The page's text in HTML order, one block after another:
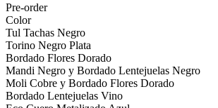
Pre-order
Color
Tul Tachas Negro
Torino Negro Plata
Bordado Flores Dorado
Mandi Negro y Bordado Lentejuelas Negro
Moli Cobre y Bordado Flores Dorado
Bordado Lentejuelas Vino